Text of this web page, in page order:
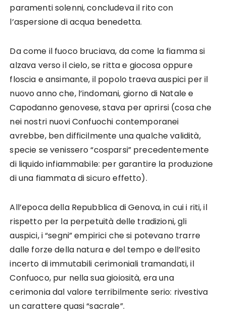
paramenti solenni, concludeva il rito con
l’aspersione di acqua benedetta.
Da come il fuoco bruciava, da come la fiamma si
alzava verso il cielo, se ritta e giocosa oppure
floscia e ansimante, il popolo traeva auspici per il
nuovo anno che, l’indomani, giorno di Natale e
Capodanno genovese, stava per aprirsi (cosa che
nei nostri nuovi Confuochi contemporanei
avrebbe, ben difficilmente una qualche validità,
specie se venissero “cosparsi” precedentemente
di liquido infiammabi­le: per garantire la produzione
di una fiammata di sicuro effetto).
All’epoca della Repubblica di Genova, in cui i riti, il
rispetto per la perpetuità delle tradizioni, gli
auspici, i “segni” empirici che si potevano trarre
dalle forze della natura e del tempo e dell’esito
incerto di immutabili cerimoniali tramandati, il
Confuoco, pur nella sua gioiosità, era una
cerimonia dal valore terribilmente serio: rivestiva
un carattere quasi “sacrale”.